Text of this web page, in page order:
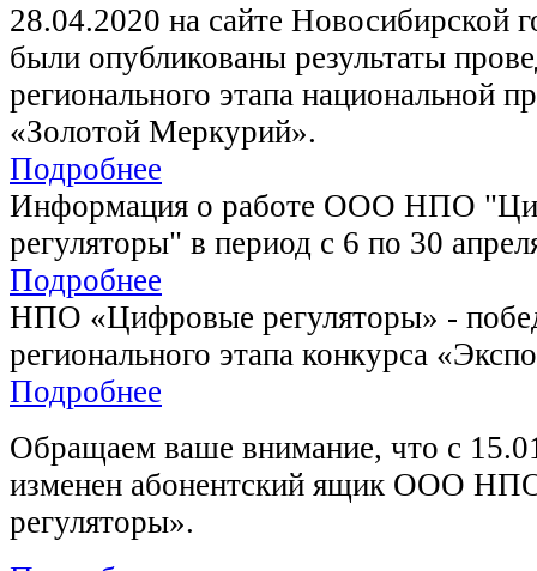
28.04.2020 на сайте Новосибирской
были опубликованы результаты
регионального этапа национальной
«Золотой Меркурий».
Подробнее
Информация о работе ООО НПО
регуляторы" в период с 6 по 30
Подробнее
НПО «Цифровые регуляторы» -
регионального этапа конкурса
Подробнее
Обращаем ваше внимание, что с
изменен абонентский ящик ООО
регуляторы».